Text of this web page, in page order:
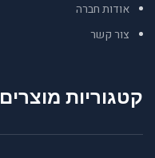
אודות חברה
צור קשר
קטגוריות מוצרים